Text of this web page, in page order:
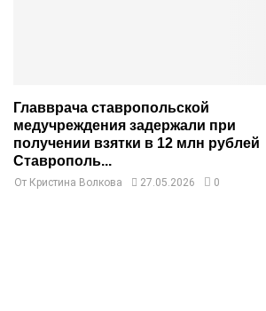
Главврача ставропольской
медучреждения задержали при
получении взятки в 12 млн рублей
Ставрополь...
От Кристина Волкова 27.05.2026 0